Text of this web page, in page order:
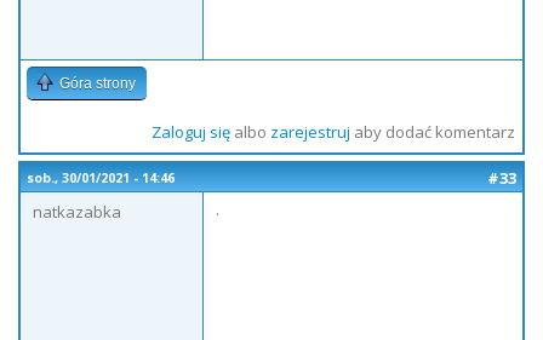
Góra strony
Zaloguj sięalbo zarejestruj aby dodać komentarz
sob., 30/01/2021 - 14:46
#33
natkazabka
.